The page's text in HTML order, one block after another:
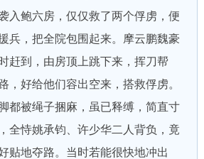
入鲍六房，仅仅救了两个俘虏，便
兵，把全院包围起来。摩云鹏魏豪
赶到，由房顶上跳下来，挥刀帮
，好给他们容出空来，搭救俘虏。
都被绳子捆麻，虽已释缚，简直寸
全恃姚承钧、许少华二人背负，竟
贴地夺路。当时若能很快地冲出